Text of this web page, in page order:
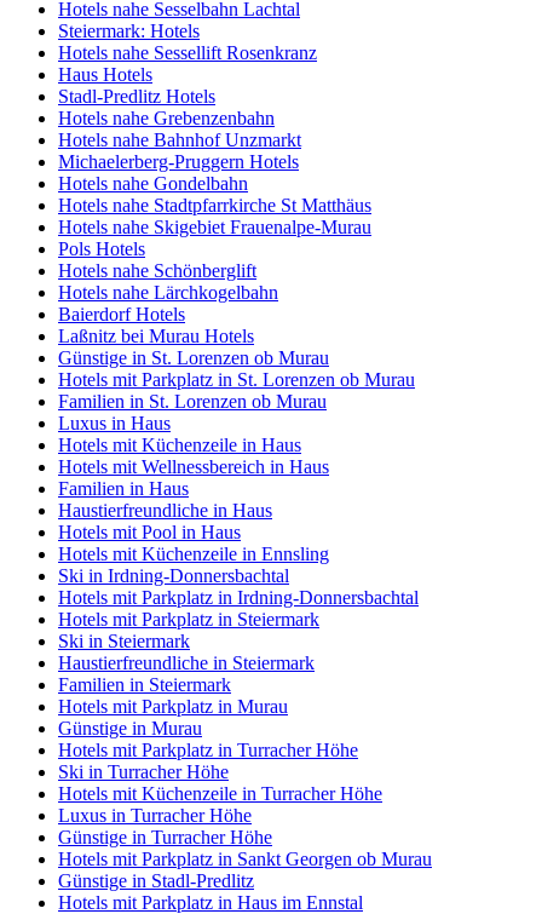
Hotels nahe Sesselbahn Lachtal
Steiermark: Hotels
Hotels nahe Sessellift Rosenkranz
Haus Hotels
Stadl-Predlitz Hotels
Hotels nahe Grebenzenbahn
Hotels nahe Bahnhof Unzmarkt
Michaelerberg-Pruggern Hotels
Hotels nahe Gondelbahn
Hotels nahe Stadtpfarrkirche St Matthäus
Hotels nahe Skigebiet Frauenalpe-Murau
Pols Hotels
Hotels nahe Schönberglift
Hotels nahe Lärchkogelbahn
Baierdorf Hotels
Laßnitz bei Murau Hotels
Günstige in St. Lorenzen ob Murau
Hotels mit Parkplatz in St. Lorenzen ob Murau
Familien in St. Lorenzen ob Murau
Luxus in Haus
Hotels mit Küchenzeile in Haus
Hotels mit Wellnessbereich in Haus
Familien in Haus
Haustierfreundliche in Haus
Hotels mit Pool in Haus
Hotels mit Küchenzeile in Ennsling
Ski in Irdning-Donnersbachtal
Hotels mit Parkplatz in Irdning-Donnersbachtal
Hotels mit Parkplatz in Steiermark
Ski in Steiermark
Haustierfreundliche in Steiermark
Familien in Steiermark
Hotels mit Parkplatz in Murau
Günstige in Murau
Hotels mit Parkplatz in Turracher Höhe
Ski in Turracher Höhe
Hotels mit Küchenzeile in Turracher Höhe
Luxus in Turracher Höhe
Günstige in Turracher Höhe
Hotels mit Parkplatz in Sankt Georgen ob Murau
Günstige in Stadl-Predlitz
Hotels mit Parkplatz in Haus im Ennstal